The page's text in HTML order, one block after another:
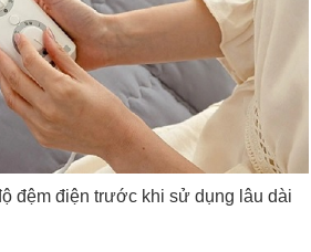
đệm điện trước khi sử dụng lâu dài